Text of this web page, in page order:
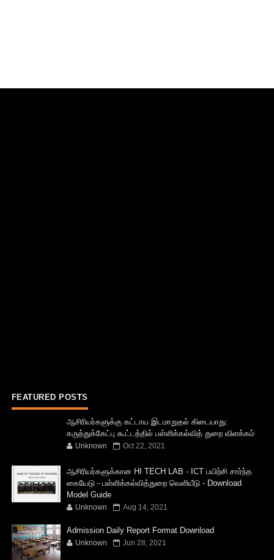
FEATURED POSTS
ஆசிரியர்களுக்கு கட்டாய இடமாறுதல் கிடையாது:
கருத்துக்கேட்பு கூட்டத்தில் பள்ளிக்கல்வித் துறை விளக்கம்
Unknown Oct 22, 2021
ஆசிரியர்களுக்கான HI TECH LAB - ICT பயிற்சி சார்ந்த
கையேடு - பள்ளிக்கல்வித்துறை வெளியீடு - Download
Model Guide
Unknown Aug 14, 2021
Admission Daily Report Format Download
Unknown Jun 28, 2021